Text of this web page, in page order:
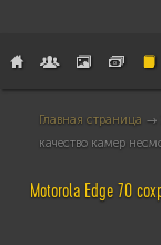
Главная страница →
качество камер
Motorola Edge 70